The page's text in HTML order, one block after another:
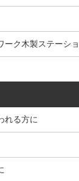
ク木製ステーショ
れる方に